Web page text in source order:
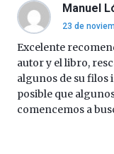
4
de
octubre.
La
iniciativa,
organizada
por
la
Manuel
23 de
Excelente
autor y el libro,
algunos de su filos
posible que
comencemos a